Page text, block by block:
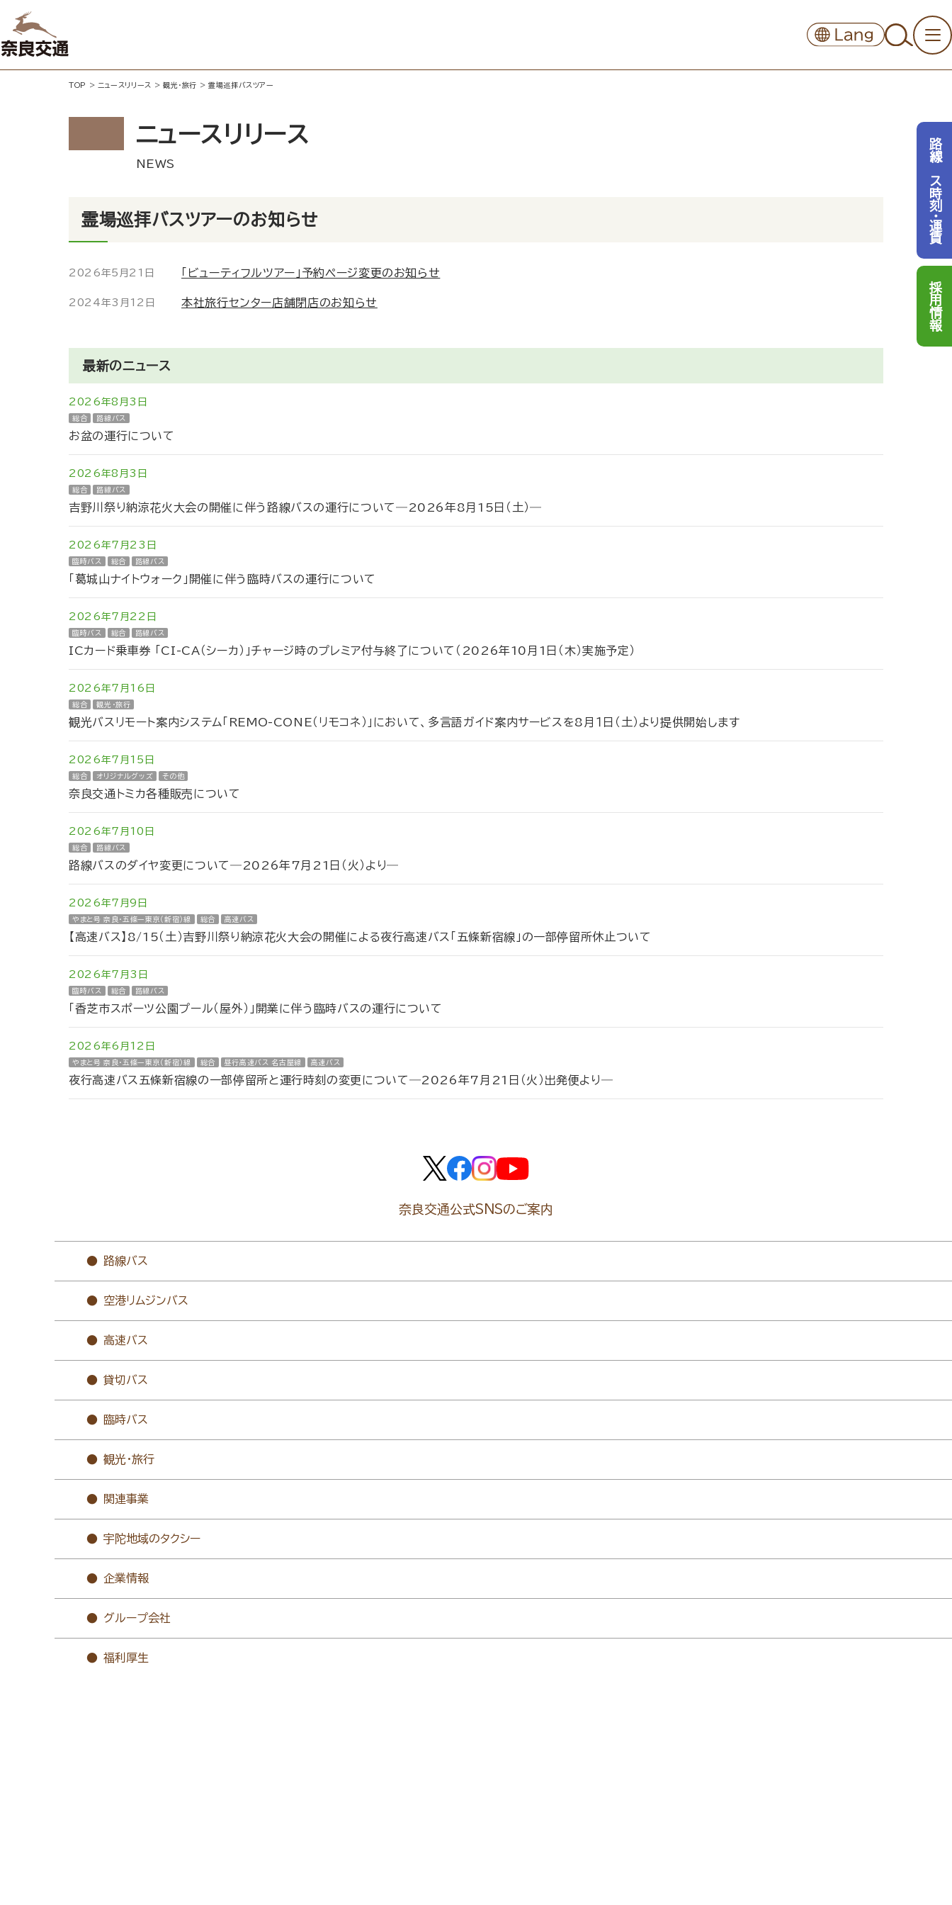
路線バス時刻・運賃
採用情報
TOP > ニュースリリース > 観光・旅行 >霊場巡拝バスツアー
ニュースリリース
霊場巡拝バスツアーのお知らせ
2026年5月21日 「ビューティフルツアー」予約ページ変更のお知らせ
2024年3月12日 本社旅行センター店舗閉店のお知らせ
最新のニュース
2026年8月3日
総合 路線バス
お盆の運行について
2026年8月3日
総合 路線バス
吉野川祭り納涼花火大会の開催に伴う路線バスの運行について―2026年8月15日（土）―
2026年7月23日
臨時バス 総合 路線バス
「葛城山ナイトウォーク」開催に伴う臨時バスの運行について
2026年7月22日
臨時バス 総合 路線バス
ICカード乗車券 「CI-CA（シーカ）」チャージ時のプレミア付与終了について（2026年10月1日（木）実施予定）
2026年7月16日
総合 観光・旅行
観光バスリモート案内システム「REMO-CONE（リモコネ）」において、多言語ガイド案内サービスを8月１日（土）より提供開始します
2026年7月15日
総合 オリジナルグッズ その他
奈良交通トミカ各種販売について
2026年7月10日
総合 路線バス
路線バスのダイヤ変更について―2026年7月21日（火）より―
2026年7月9日
やまと号 奈良・五條ー東京（新宿）線 総合 高速バス
【高速バス】8/15（土）吉野川祭り納涼花火大会の開催による夜行高速バス「五條新宿線」の一部停留所休止ついて
2026年7月3日
臨時バス 総合 路線バス
「香芝市スポーツ公園プール（屋外）」開業に伴う臨時バスの運行について
2026年6月12日
やまと号 奈良・五條ー東京（新宿）線 総合 昼行高速バス 名古屋線 高速バス
夜行高速バス五條新宿線の一部停留所と運行時刻の変更について―2026年7月21日（火）出発便より―
奈良交通公式SNSのご案内
路線バス
空港リムジンバス
高速バス
貸切バス
臨時バス
観光・旅行
関連事業
宇陀地域のタクシー
企業情報
グループ会社
福利厚生